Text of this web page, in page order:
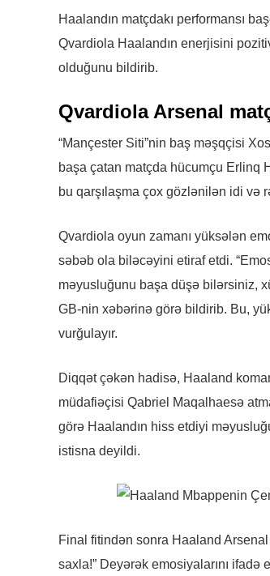
Haalandın matçdakı performansı
Qvardiola Haalandın enerjisini
olduğunu bildirib.
Qvardiola Arsenal
“Mançester Siti”nin baş məşqçisi
başa çatan matçda hücumçu Erlinq
bu qarşılaşma çox gözlənilən idi və
Qvardiola oyun zamanı yüksələn
səbəb ola biləcəyini etiraf etdi.
məyusluğunu başa düşə bilərsiniz,
GB-nin xəbərinə görə bildirib. Bu,
vurğulayır.
Diqqət çəkən hadisə, Haaland
müdafiəçisi Qabriel Maqalhaesə
görə Haalandın hiss etdiyi
istisna deyildi.
Final fitindən sonra Haaland
saxla!” Deyərək emosiyalarını ifadə